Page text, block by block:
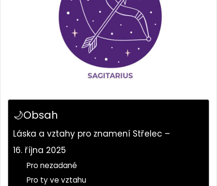
🌙Obsah
Láska a vztahy pro znamení Střelec –
16. října 2025
Pro nezadané
Pro ty ve vztahu